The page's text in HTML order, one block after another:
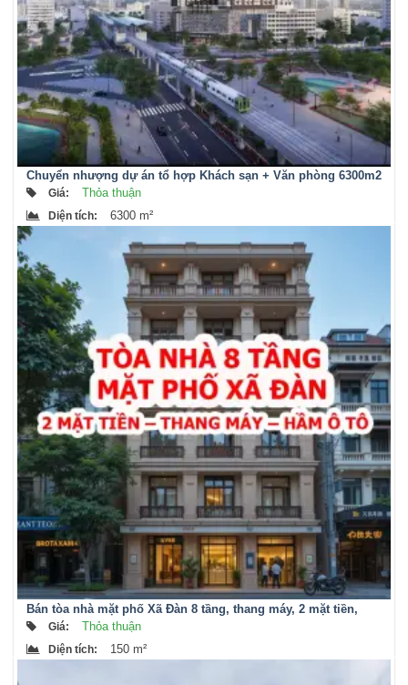
Chuyển nhượng dự án tổ hợp Khách sạn + Văn phòng 6300m2
tại Nam Từ Liêm
Giá: Thỏa thuận
Diện tích: 6300 m²
Bán tòa nhà mặt phố Xã Đàn 8 tầng, thang máy, 2 mặt tiền,
hầm để ô tô
Giá: Thỏa thuận
Diện tích: 150 m²